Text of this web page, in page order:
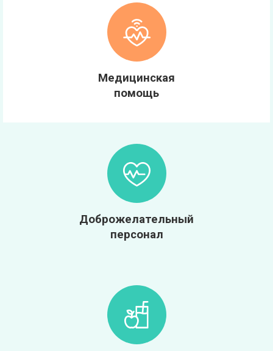
Медицинская
помощь
Доброжелательный
персонал